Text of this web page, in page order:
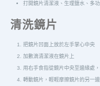
打開鏡片清潔液、生理鹽水、多
清洗鏡片
把鏡片凹面上放於左手掌心中央
加數滴清潔液在鏡片上
用右手食指從鏡片中央至邊緣處
轉動鏡片，輕輕摩擦鏡片的另一